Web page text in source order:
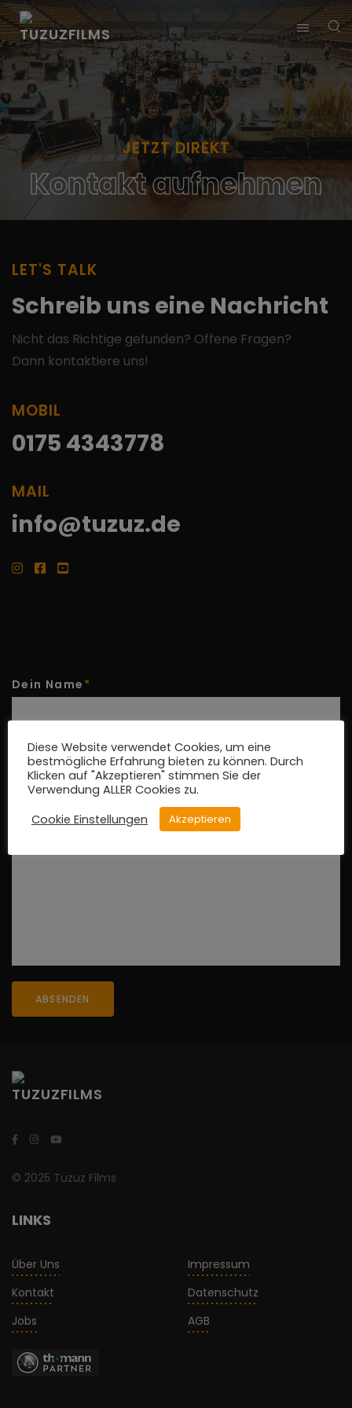
JETZT DIREKT
Kontakt aufnehmen
LET'S TALK
Schreib uns eine Nachricht
Nicht das Richtige gefunden? Offene Fragen?
Dann kontaktiere uns!
MOBIL
0175 4343778
MAIL
info@tuzuz.de
Dein Name *
Deine E-Mail*
ABSENDEN
© 2025 Tuzuz Films
LINKS
Über Uns
Kontakt
Jobs
Impressum
Datenschutz
AGB
Diese Website verwendet Cookies, um eine
bestmögliche Erfahrung bieten zu können. Durch
Klicken auf "Akzeptieren" stimmen Sie der
Verwendung ALLER Cookies zu.
Cookie Einstellungen
Akzeptieren